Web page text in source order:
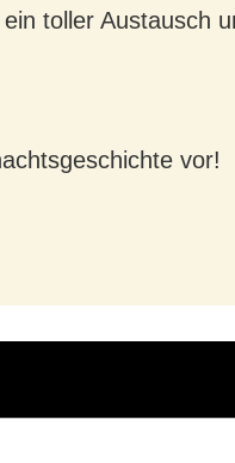
toller Austausch
vor!